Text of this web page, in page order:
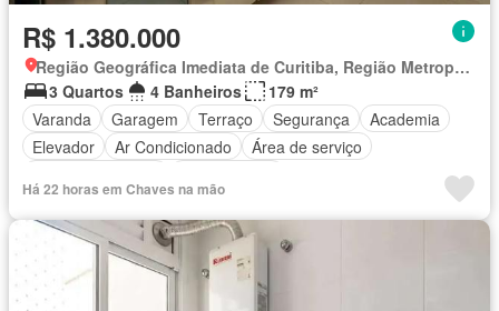
R$ 1.380.000
Região Geográfica Imediata de Curitiba, Região Metropolitana de Curitiba
3 Quartos
4 Banheiros
179 m²
Varanda
Garagem Terraço Segurança
Academia
Elevador
Ar Condicionado
Área de serviço
Há 22 horas em Chaves na mão